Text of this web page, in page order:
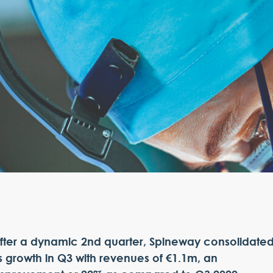
a dynamic 2nd quarter, Spineway
growth in Q3 with revenues of €1.1m, an